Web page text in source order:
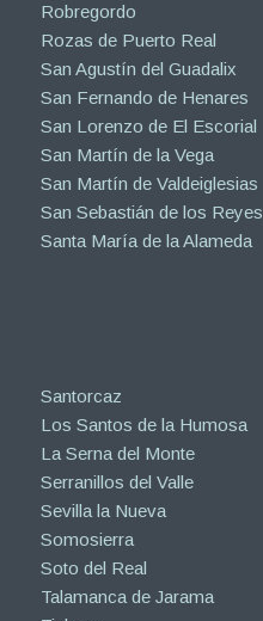
Robregordo
Rozas de Puerto Real
San Agustín del Guadalix
San Fernando de Henares
San Lorenzo de El Escorial
San Martín de la Vega
San Martín de Valdeiglesias
San Sebastián de los Reyes
Santa María de la Alameda
Santorcaz
Los Santos de la Humosa
La Serna del Monte
Serranillos del Valle
Sevilla la Nueva
Somosierra
Soto del Real
Talamanca de Jarama